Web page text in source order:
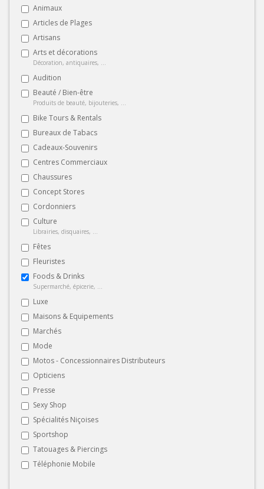
Animaux
Articles de Plages
Artisans
Arts et décorations
Décoration, antiquaires, ...
Audition
Beauté / Bien-être
Produits de beauté, bijouteries, ...
Bike Tours & Rentals
Bureaux de Tabacs
Cadeaux-Souvenirs
Centres Commerciaux
Chaussures
Concept Stores
Cordonniers
Culture
Librairies, disquaires, ...
Fêtes
Fleuristes
Foods & Drinks
Supermarché, épicerie, ...
Luxe
Maisons & Equipements
Marchés
Mode
Motos - Concessionnaires Distributeurs
Opticiens
Presse
Sexy Shop
Spécialités Niçoises
Sportshop
Tatouages & Piercings
Téléphonie Mobile